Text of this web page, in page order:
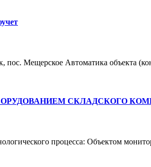
Мещерское Автоматика объекта
СКЛАДСКОГО
процесса: Объектом